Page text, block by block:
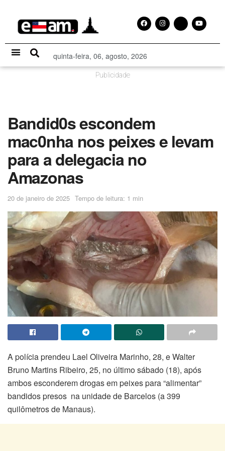
quinta-feira, 06, agosto, 2026
Publicidade
Bandid0s escondem
mac0nha nos peixes e levam
para a delegacia no
Amazonas
20 de janeiro de 2025 Tempo de leitura: 1 min
A polícia prendeu Lael Oliveira Marinho, 28, e Walter
Bruno Martins Ribeiro, 25, no último sábado (18), após
ambos esconderem drogas em peixes para “alimentar”
bandidos presos na unidade de Barcelos (a 399
quilômetros de Manaus).